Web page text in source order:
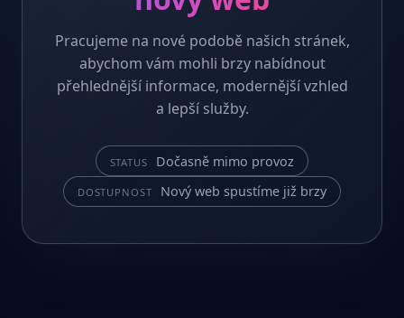
Pracujeme na nové podobě našich stránek,
abychom vám mohli brzy nabídnout
přehlednější informace, modernější vzhled
a lepší služby.
STATUS Dočasně mimo provoz
DOSTUPNOST Nový web spustíme již brzy